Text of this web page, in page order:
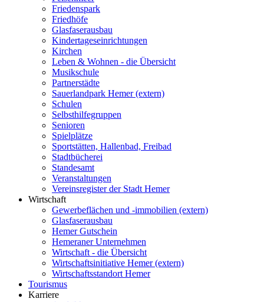
Friedenspark
Friedhöfe
Glasfaserausbau
Kindertageseinrichtungen
Kirchen
Leben & Wohnen - die Übersicht
Musikschule
Partnerstädte
Sauerlandpark Hemer (extern)
Schulen
Selbsthilfegruppen
Senioren
Spielplätze
Sportstätten, Hallenbad, Freibad
Stadtbücherei
Standesamt
Veranstaltungen
Vereinsregister der Stadt Hemer
Wirtschaft
Gewerbeflächen und -immobilien (extern)
Glasfaserausbau
Hemer Gutschein
Hemeraner Unternehmen
Wirtschaft - die Übersicht
Wirtschaftsinitiative Hemer (extern)
Wirtschaftsstandort Hemer
Tourismus
Karriere